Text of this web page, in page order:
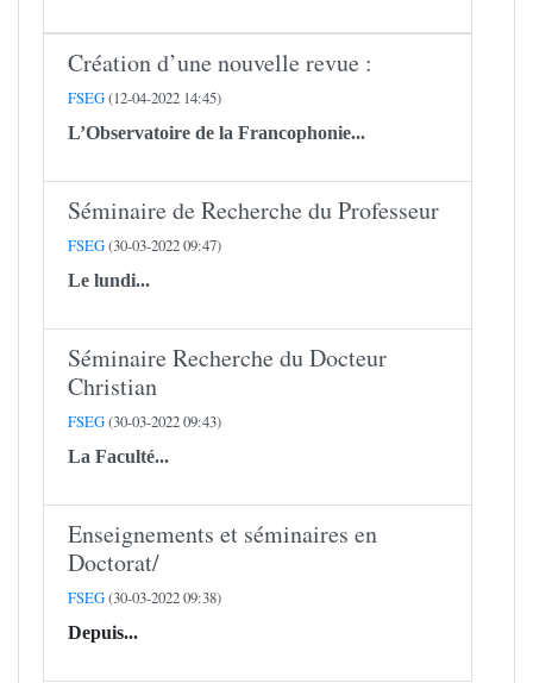
Création d’une nouvelle revue :
FSEG(12-04-2022 14:45)
L’Observatoire de la Francophonie...
Séminaire de Recherche du Professeur
FSEG(30-03-2022 09:47)
Le lundi...
Séminaire Recherche du Docteur
Christian
FSEG(30-03-2022 09:43)
La Faculté...
Enseignements et séminaires en
Doctorat/
FSEG(30-03-2022 09:38)
Depuis...